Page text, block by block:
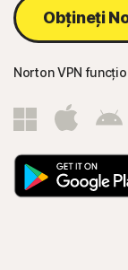
Obțineți
Norton VPN